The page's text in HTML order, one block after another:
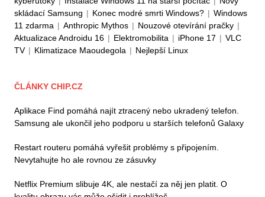
skládací Samsung | Konec modré smrti Windows? | Windows
11 zdarma | Anthropic Mythos | Nouzové otevírání pračky |
Aktualizace Androidu 16 | Elektromobilita | iPhone 17 | VLC
TV | Klimatizace Maoudegola | Nejlepší Linux
ČLÁNKY CHIP.CZ
Aplikace Find pomáhá najít ztracený nebo ukradený telefon.
Samsung ale ukončil jeho podporu u starších telefonů Galaxy
Restart routeru pomáhá vyřešit problémy s připojením.
Nevytahujte ho ale rovnou ze zásuvky
Netflix Premium slibuje 4K, ale nestačí za něj jen platit. O